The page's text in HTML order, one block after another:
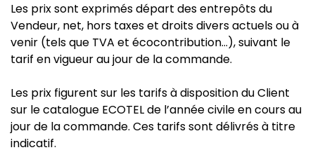
Les prix sont exprimés départ des entrepôts du
Vendeur, net, hors taxes et droits divers actuels ou à
venir (tels que TVA et écocontribution…), suivant le
tarif en vigueur au jour de la commande.
Les prix figurent sur les tarifs à disposition du Client
sur le catalogue ECOTEL de l’année civile en cours au
jour de la commande. Ces tarifs sont délivrés à titre
indicatif.